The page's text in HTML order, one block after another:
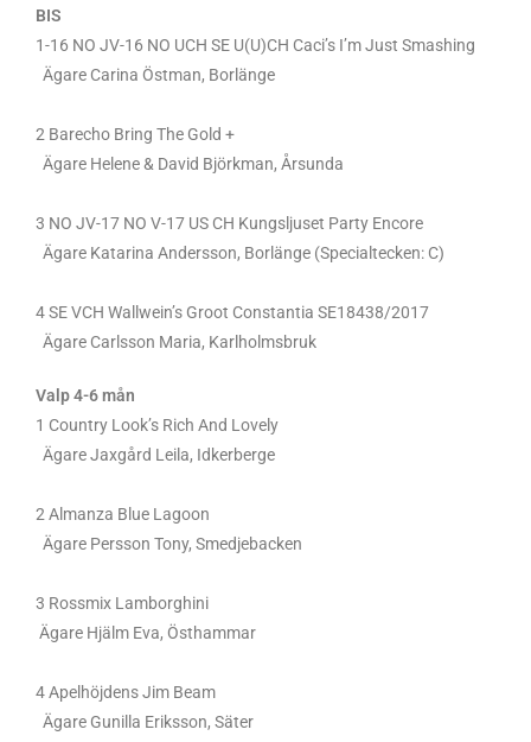
BIS
1-16 NO JV-16 NO UCH SE U(U)CH Caci’s I’m Just Smashing
Ägare Carina Östman, Borlänge
2 Barecho Bring The Gold +
Ägare Helene & David Björkman, Årsunda
3 NO JV-17 NO V-17 US CH Kungsljuset Party Encore
Ägare Katarina Andersson, Borlänge (Specialtecken: C)
4 SE VCH Wallwein’s Groot Constantia SE18438/2017
Ägare Carlsson Maria, Karlholmsbruk
Valp 4-6 mån
1 Country Look’s Rich And Lovely
Ägare Jaxgård Leila, Idkerberge
2 Almanza Blue Lagoon
Ägare Persson Tony, Smedjebacken
3 Rossmix Lamborghini
Ägare Hjälm Eva, Östhammar
4 Apelhöjdens Jim Beam
Ägare Gunilla Eriksson, Säter